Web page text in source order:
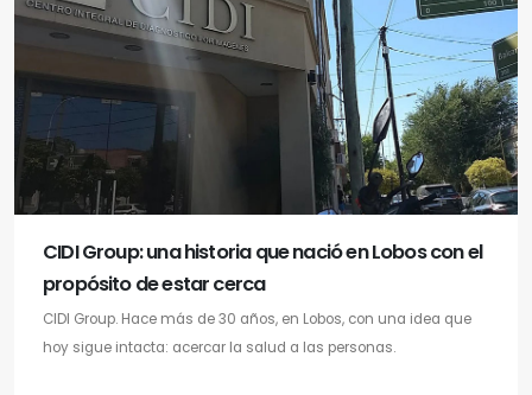
CIDI Group: una historia que nació en Lobos con el
propósito de estar cerca
CIDI Group. Hace más de 30 años, en Lobos, con una idea que
hoy sigue intacta: acercar la salud a las personas.